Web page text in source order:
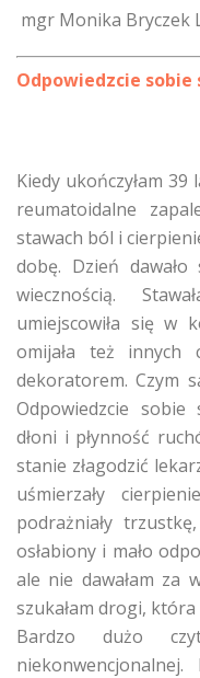
mgr Monika Bryczek
Odpowiedzcie sobie
Kiedy ukończyłam
reumatoidalne
stawach ból i
dobę. Dzień
wiecznością.
umiejscowiła się w
omijała też innych
dekoratorem. Czym
Odpowiedzcie sobie
dłoni i płynność
stanie złagodzić
uśmierzały
podrażniały
osłabiony i mało
ale nie dawałam za
szukałam drogi,
Bardzo dużo